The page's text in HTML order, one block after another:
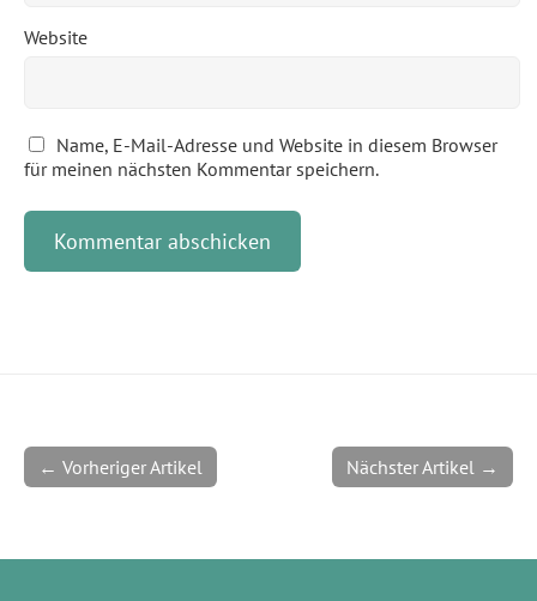
Website
Name, E-Mail-Adresse und Website in diesem Browser
für meinen nächsten Kommentar speichern.
Nächster Artikel →
← Vorheriger Artikel